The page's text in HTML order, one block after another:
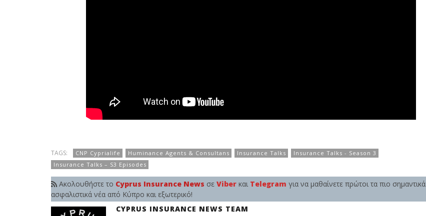
TAGS: CNP Cyprialife Huminance Agents & Consultans Insurance Talks
Insurance Talks - Season 3
Insurance Talks – S3 Episodes
Ακολουθήστε το Cyprus Insurance News σε Viberκαι Telegram για να μαθαίνετε πρώτοι τα πιο σημαντικά
ασφαλιστικά νέα από Κύπρο και εξωτερικό!
CYPRUS INSURANCE NEWS TEAM